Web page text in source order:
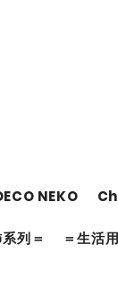
NEKO
列＝ ＝生活